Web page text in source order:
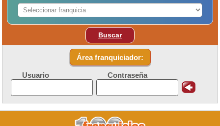
Buscar
Área franquiciador:
Usuario Contraseña